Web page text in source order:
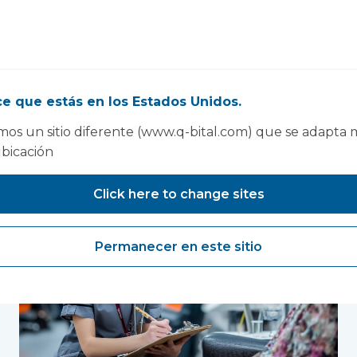
te puede
que estás en los Estados Unidos.
un sitio diferente (www.q-bital.com) que se adapta
Click here to change sites
Permanecer en este sitio